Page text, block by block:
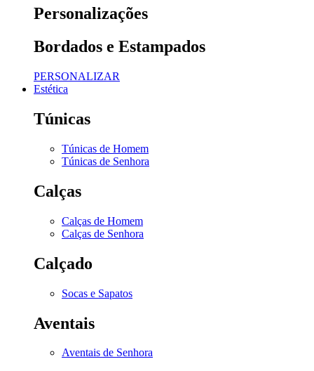
Personalizações
Bordados e Estampados
PERSONALIZAR
Estética
Túnicas
Túnicas de Homem
Túnicas de Senhora
Calças
Calças de Homem
Calças de Senhora
Calçado
Socas e Sapatos
Aventais
Aventais de Senhora